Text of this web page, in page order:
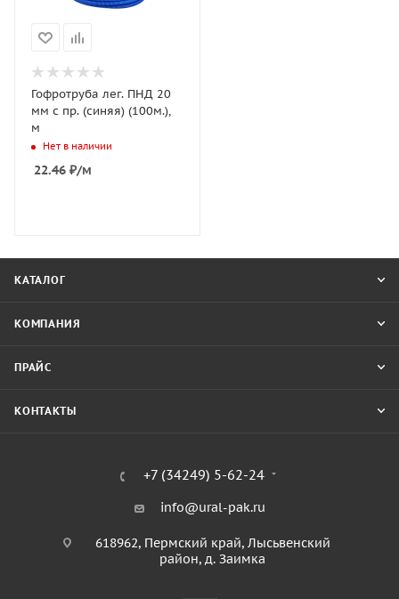
Гофротруба лег. ПНД 20
мм с пр. (синяя) (100м.),
м
Нет в наличии
22.46 ₽/м
КАТАЛОГ
КОМПАНИЯ
ПРАЙС
КОНТАКТЫ
+7 (34249) 5-62-24
info@ural-pak.ru
618962, Пермский край, Лысьвенский
район, д. Заимка